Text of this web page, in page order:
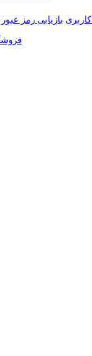
کاربری بازیابی رمز عبور